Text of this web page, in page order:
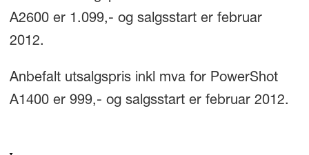
A2600 er 1.099,- og salgsstart er februar
2012.
Anbefalt utsalgspris inkl mva for PowerShot
A1400 er 999,- og salgsstart er februar 2012.